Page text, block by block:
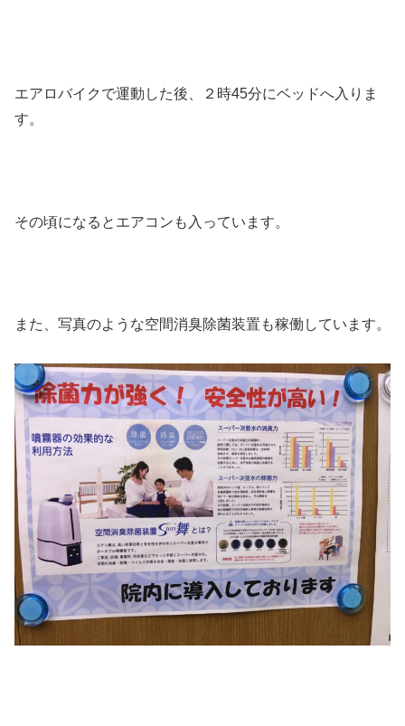
エアロバイクで運動した後、２時45分にベッドへ入りま
す。
その頃になるとエアコンも入っています。
また、写真のような空間消臭除菌装置も稼働しています。